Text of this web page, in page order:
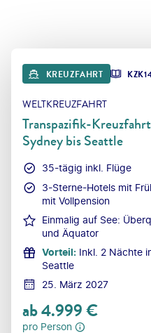
KREUZFAHRT
WELTKREUZFAHRT
Transpazifik-
Sydney bis Seattle
35-tägig inkl. Flüge
3-Sterne-Hotels mit
mit Vollpension
Einmalig auf See:
und Äquator
Vorteil: Inkl. 2 Nächte
Seattle
25. März 2027
ab4.999€
pro Person